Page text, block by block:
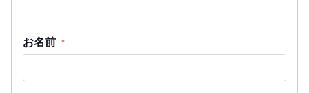
お名前 *